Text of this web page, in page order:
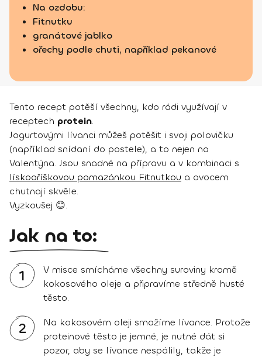
Na ozdobu:
Fitnutku
granátové jablko
ořechy podle chuti, například pekanové
Tento recept potěší všechny, kdo rádi využívají v
receptech protein.
Jogurtovými lívanci můžeš potěšit i svoji polovičku
(například snídaní do postele), a to nejen na
Valentýna. Jsou snadné na přípravu a v kombinaci s
lískooříškovou pomazánkou Fitnutkou a ovocem
chutnají skvěle.
Vyzkoušej 😊.
Jak na to:
1
V misce smícháme všechny suroviny kromě
kokosového oleje a připravíme středně husté
těsto.
2
Na kokosovém oleji smažíme lívance. Protože
proteinové těsto je jemné, je nutné dát si
pozor, aby se lívance nespálily, takže je